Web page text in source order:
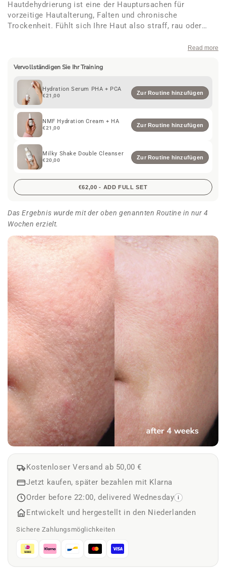
Kostenloser Versand ab 50,00 €
Jetzt kaufen, später bezahlen mit Klarna
Order before 22:00, delivered Wednesday i
Entwickelt und hergestellt in den Niederlanden
Sichere Zahlungsmöglichkeiten
Hautdehydrierung ist eine der Hauptursachen für
vorzeitige Hautalterung, Falten und chronische
Trockenheit. Fühlt sich Ihre Haut also straff, rau oder
Feuchtigkeitsserum versorgt Ihre Haut mit intensiver,
% Betainzur Wiederherstellung der natürlichen
Feuchtigkeitsbalance,
Schutz und zur Beruhigung sowie
Hyaluronsäurefür
pralle Hautist es Ihr täglicher Retter für weiche,
geschmeidige und strahlende Haut. 30 ml.
Read more
Vervollständigen Sie Ihr Training
Hydration Serum PHA + PCA
€21,00 Zur Routine hinzufügen
NMF Hydration Cream + HA
€21,00 Zur Routine hinzufügen
Milky Shake Double Cleanser
€20,00 Zur Routine hinzufügen
€62,00 - ADD FULL SET
Das Ergebnis wurde mit der oben genannten Routine in nur 4
Wochen erzielt.